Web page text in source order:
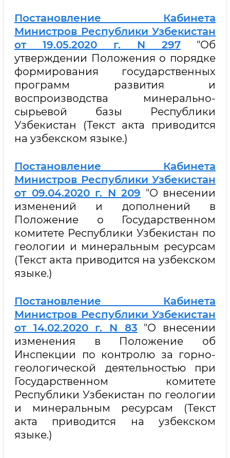
Постановление Кабинета
Министров Республики Узбекистан
от 19.05.2020 г. N 297 "Об
утверждении Положения о порядке
формирования государственных
программ развития и
воспроизводства минерально-
сырьевой базы Республики
Узбекистан (Текст акта приводится
на узбекском языке.)
Постановление Кабинета
Министров Республики Узбекистан
от 09.04.2020 г. N 209 "О внесении
изменений и дополнений в
Положение о Государственном
комитете Республики Узбекистан по
геологии и минеральным ресурсам
(Текст акта приводится на узбекском
языке.)
Постановление Кабинета
Министров Республики Узбекистан
от 14.02.2020 г. N 83 "О внесении
изменения в Положение об
Инспекции по контролю за горно-
геологической деятельностью при
Государственном комитете
Республики Узбекистан по геологии
и минеральным ресурсам (Текст
акта приводится на узбекском
языке.)